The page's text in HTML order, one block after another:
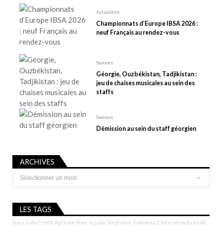
Actualités
Championnats d’Europe IBSA 2026 :
neuf Français au rendez-vous
Seniors
Géorgie, Ouzbékistan, Tadjikistan :
jeu de chaises musicales au sein des
staffs
Seniors
Démission au sein du staff géorgien
ARCHIVES
Archives
LES TAGS
Sucy Judo Crédit Agricole Pour le judo Stéphane Traineau L'interview du lundi